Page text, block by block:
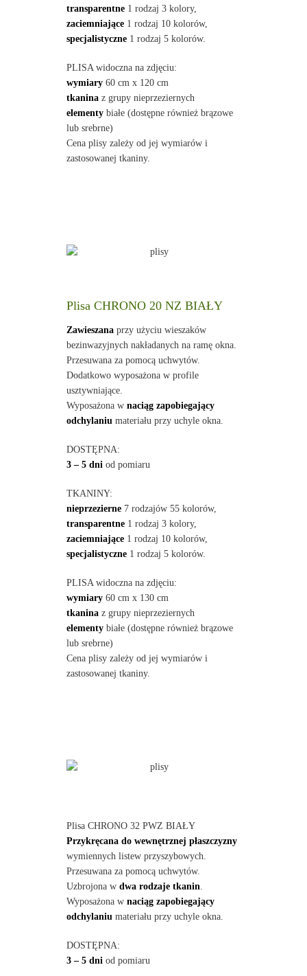
transparentne1 rodzaj 3 kolory,
zaciemniające1 rodzaj 10 kolorów,
specjalistyczne1 rodzaj 5 kolorów.
PLISA widoczna na zdjęciu:
wymiary60 cm x 120 cm
tkaninaz grupy nieprzeziernych
elementybiałe (dostępne również brązowe
lub srebrne)
Cena plisy zależy od jej wymiarów i
zastosowanej tkaniny.
Plisa CHRONO 20 NZ BIAŁY
Zawieszanaprzy użyciu wieszaków
bezinwazyjnych nakładanych na ramę okna.
Przesuwana za pomocą uchwytów.
Dodatkowo wyposażona w profile
usztywniające.
Wyposażona w naciąg zapobiegający
odchylaniumateriału przy uchyle okna.
DOSTĘPNA:
3 – 5 dniod pomiaru
TKANINY:
nieprzezierne7 rodzajów 55 kolorów,
transparentne1 rodzaj 3 kolory,
zaciemniające1 rodzaj 10 kolorów,
specjalistyczne1 rodzaj 5 kolorów.
PLISA widoczna na zdjęciu:
wymiary60 cm x 130 cm
tkaninaz grupy nieprzeziernych
elementybiałe (dostępne również brązowe
lub srebrne)
Cena plisy zależy od jej wymiarów i
zastosowanej tkaniny.
Plisa CHRONO 32 PWZ BIAŁY
Przykręcana do wewnętrznej płaszczyzny
wymiennych listew przyszybowych.
Przesuwana za pomocą uchwytów.
Uzbrojona w dwa rodzaje tkanin.
Wyposażona w naciąg zapobiegający
odchylaniumateriału przy uchyle okna.
DOSTĘPNA:
3 – 5 dniod pomiaru